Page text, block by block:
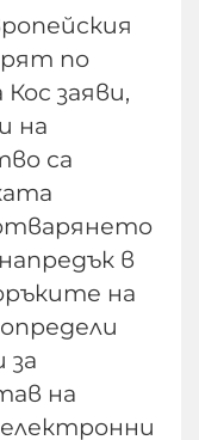
по
заяви,
на
са
в
на
на